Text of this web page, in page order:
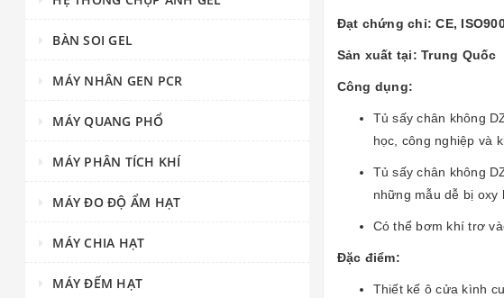
Đạt chứng chỉ: CE,
Sản xuất tại: Trung Quốc
Công dụng:
Tủ sấy chân không
học, công nghiệp và
Tủ sấy chân không
những mẫu dễ bị oxy
Có thể bơm khí trơ
Đặc điểm:
Thiết kế ô cửa kình
BÀN SOI GEL
MÁY NHÂN GEN PCR
MÁY QUANG PHỔ
MÁY PHÂN TÍCH KHÍ
MÁY ĐO ĐỘ ẨM HẠT
MÁY CHIA HẠT
MÁY ĐẾM HẠT